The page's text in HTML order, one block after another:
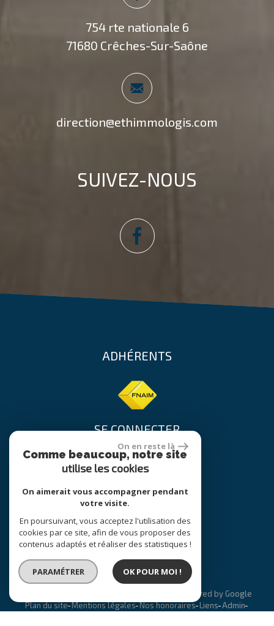
754 rte nationale 6
71680 Crêches-Sur-Saône
direction@ethimmologis.com
SUIVEZ-NOUS
ADHÉRENTS
SE CONNECTER
Espace propriétaire
site réalisé par
© 2026 | Tous droits réservés | Traduction powered by Google
Plan du site Mentions légales Nos honoraires Liens Admin
On en reste là
Comme beaucoup, notre site
utilise les cookies
On aimerait vous accompagner pendant
votre visite.
En poursuivant, vous acceptez l'utilisation des
cookies par ce site, afin de vous proposer des
contenus adaptés et réaliser des statistiques !
PARAMÉTRER OK POUR MOI !